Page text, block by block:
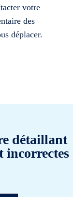
votre
des
déplacer.
détaillant
incorrectes